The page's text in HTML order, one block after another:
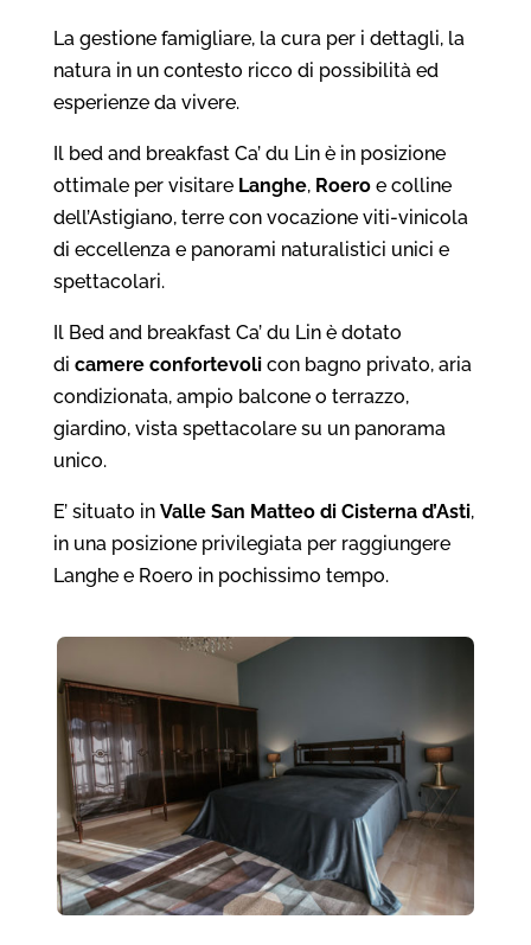
La gestione famigliare, la cura per i dettagli, la
natura in un contesto ricco di possibilità ed
esperienze da vivere.
Il bed and breakfast Ca’ du Lin è in posizione
ottimale per visitare Langhe, Roeroe colline
dell’Astigiano, terre con vocazione viti-vinicola
di eccellenza e panorami naturalistici unici e
spettacolari.
Il Bed and breakfast Ca’ du Lin è dotato
di camere confortevolicon bagno privato, aria
condizionata, ampio balcone o terrazzo,
giardino, vista spettacolare su un panorama
unico.
E’ situato in Valle San Matteo di Cisterna d’Asti,
in una posizione privilegiata per raggiungere
Langhe e Roero in pochissimo tempo.